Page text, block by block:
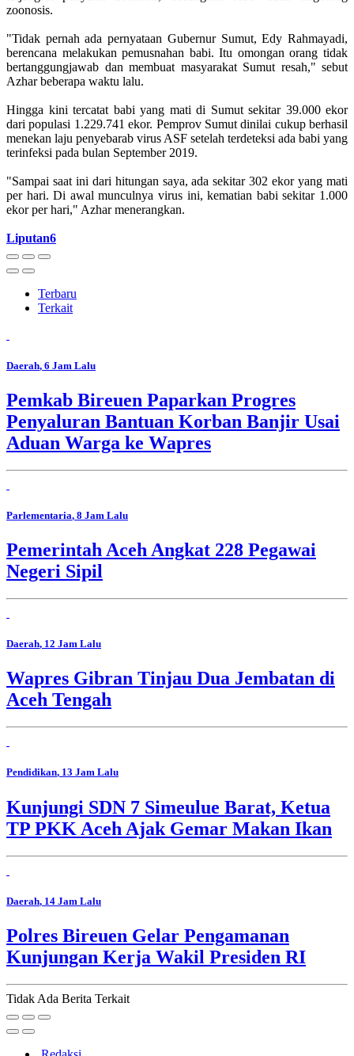
zoonosis.
"Tidak pernah ada pernyataan Gubernur Sumut, Edy Rahmayadi,
berencana melakukan pemusnahan babi. Itu omongan orang tidak
bertanggungjawab dan membuat masyarakat Sumut resah," sebut
Azhar beberapa waktu lalu.
Hingga kini tercatat babi yang mati di Sumut sekitar 39.000 ekor
dari populasi 1.229.741 ekor. Pemprov Sumut dinilai cukup berhasil
menekan laju penyebarab virus ASF setelah terdeteksi ada babi yang
terinfeksi pada bulan September 2019.
"Sampai saat ini dari hitungan saya, ada sekitar 302 ekor yang mati
per hari. Di awal munculnya virus ini, kematian babi sekitar 1.000
ekor per hari," Azhar menerangkan.
Liputan6
Terbaru
Terkait
Daerah, 6 Jam Lalu
Pemkab Bireuen Paparkan Progres
Penyaluran Bantuan Korban Banjir Usai
Aduan Warga ke Wapres
Parlementaria, 8 Jam Lalu
Pemerintah Aceh Angkat 228 Pegawai
Negeri Sipil
Daerah, 12 Jam Lalu
Wapres Gibran Tinjau Dua Jembatan di
Aceh Tengah
Pendidikan, 13 Jam Lalu
Kunjungi SDN 7 Simeulue Barat, Ketua
TP PKK Aceh Ajak Gemar Makan Ikan
Daerah, 14 Jam Lalu
Polres Bireuen Gelar Pengamanan
Kunjungan Kerja Wakil Presiden RI
Tidak Ada Berita Terkait